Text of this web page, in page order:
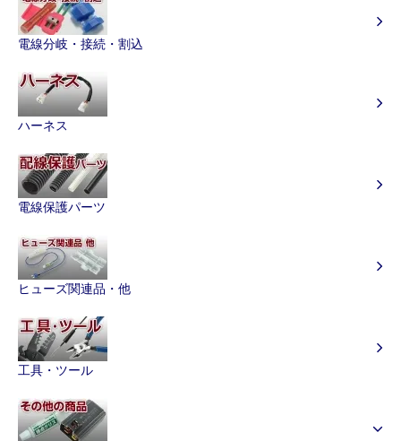
電線分岐・接続・割込
ハーネス
電線保護パーツ
ヒューズ関連品・他
工具・ツール